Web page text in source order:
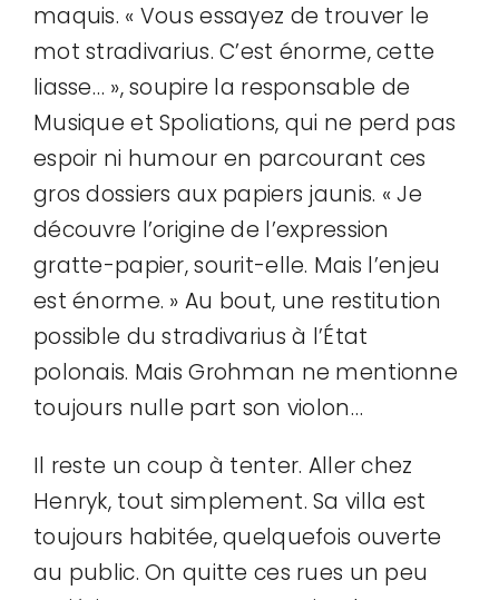
maquis. « Vous essayez de trouver le
mot stradivarius. C’est énorme, cette
liasse… », soupire la responsable de
Musique et Spoliations, qui ne perd pas
espoir ni humour en parcourant ces
gros dossiers aux papiers jaunis. « Je
découvre l’origine de l’expression
gratte-papier, sourit-elle. Mais l’enjeu
est énorme. » Au bout, une restitution
possible du stradivarius à l’État
polonais. Mais Grohman ne mentionne
toujours nulle part son violon…
Il reste un coup à tenter. Aller chez
Henryk, tout simplement. Sa villa est
toujours habitée, quelquefois ouverte
au public. On quitte ces rues un peu